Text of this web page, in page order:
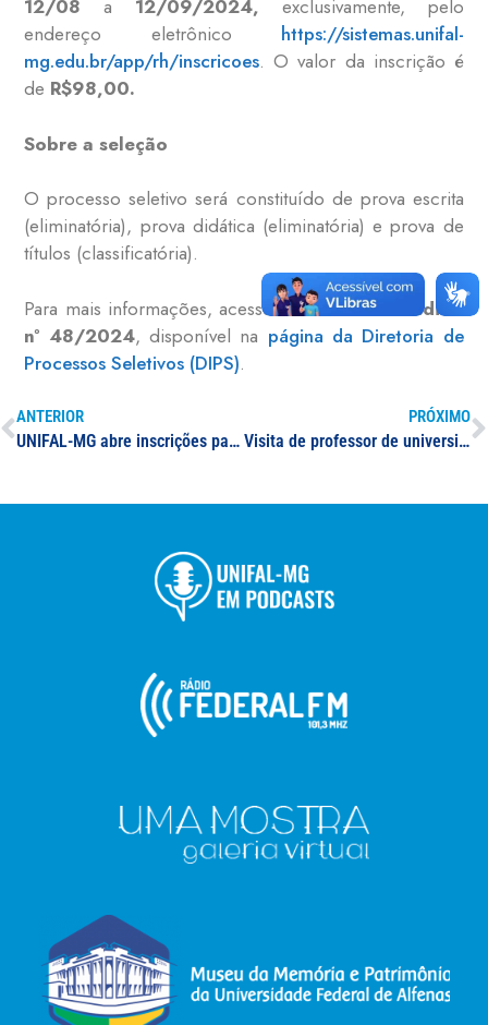
12/08 a 12/09/2024, exclusivamente, pelo
endereço eletrônico https://sistemas.unifal-
mg.edu.br/app/rh/inscricoes. O valor da inscrição é
de R$98,00.
Sobre a seleção
O processo seletivo será constituído de prova escrita
(eliminatória), prova didática (eliminatória) e prova de
títulos (classificatória).
Para mais informações, acesse a reabertura do
Edital
nº 48/2024, disponível na página da Diretoria de
Processos Seletivos (DIPS).
ANTERIOR
UNIFAL-MG abre inscrições para concurso público para Técnico-Administrativo em Educação
PRÓXIMO
Visita de professor de universidade alemã à UNIFAL-MG impulsiona debate sobre fundos europeus para intercâmbio de estudantes